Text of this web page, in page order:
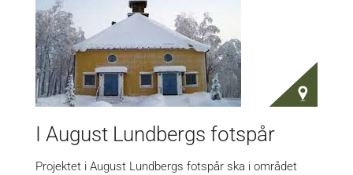
I August Lundbergs fotspår
Projektet i August Lundbergs fotspår ska i området